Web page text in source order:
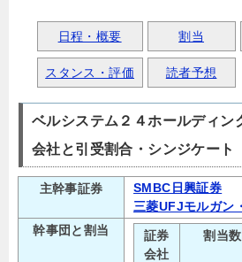
日程・概要 割当
スタンス・評価 読者予想
ベルシステム２４ホールディン
会社と引受割合・シンジケート
主幹事証券
SMBC日興証券
三菱UFJモルガン
幹事団と割当
証券
会社
割当数